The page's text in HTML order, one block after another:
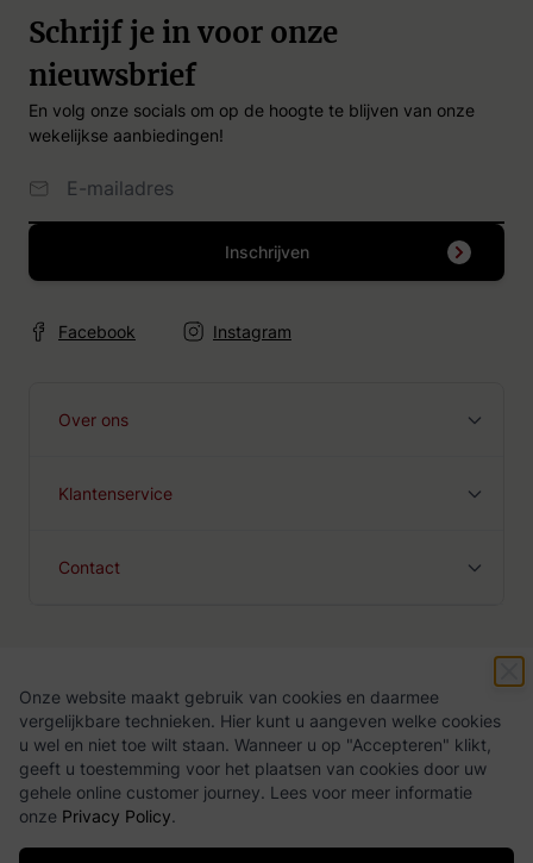
Onze website maakt gebruik van cookies en daarmee
vergelijkbare technieken. Hier kunt u aangeven welke cookies
u wel en niet toe wilt staan. Wanneer u op "Accepteren" klikt,
geeft u toestemming voor het plaatsen van cookies door uw
gehele online customer journey. Lees voor meer informatie
onze Privacy Policy.
Schrijf je in voor onze
nieuwsbrief
En volg onze socials om op de hoogte te blijven van onze
wekelijkse aanbiedingen!
Inschrijven
Facebook Instagram
Over ons
Klantenservice
Contact
Algemene voorwaarden Privacy Policy